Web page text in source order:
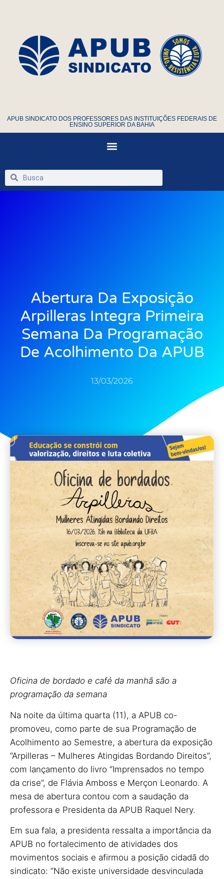
APUB SINDICATO DOS PROFESSORES DAS INSTITUIÇÕES FEDERAIS DE
ENSINO SUPERIOR DA BAHIA
Abertura Da Exposição
Arpilleras Integra Primeira
Semana Da Programação
De Acolhimento Da APUB
13/03/2026
Oficina de bordado e café da manhã são a
programação da semana
Na noite da última quarta (11), a APUB co-
promoveu, como parte de sua Programação de
Acolhimento ao Semestre, a abertura da exposição
“Arpilleras – Mulheres Atingidas Bordando Direitos”,
com lançamento do livro “Imprensados no tempo
da crise”, de Flávia Amboss e Merçon Leonardo. A
mesa de abertura contou com a saudação da
professora e Presidenta da APUB Raquel Nery.
Em sua fala, a presidenta ressalta a importância da
APUB no fortalecimento de atividades dos
movimentos sociais e afirmou a posição cidadã do
sindicato: “Não existe universidade desvinculada